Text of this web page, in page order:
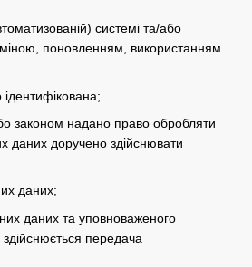
системі та/або
поновленням, використанням
законом надано право обробляти
даних доручено здійснювати
даних;
даних та уповноваженого
передача